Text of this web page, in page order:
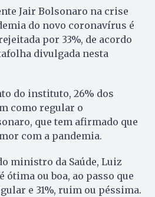
Jair Bolsonaro na crise
do novo coronavírus é
por 33%, de acordo
divulgada nesta
do instituto, 26% dos
como regular o
que tem afirmado que
com a pandemia.
ministro da Saúde, Luiz
ótima ou boa, ao passo que
e 31%, ruim ou péssima.